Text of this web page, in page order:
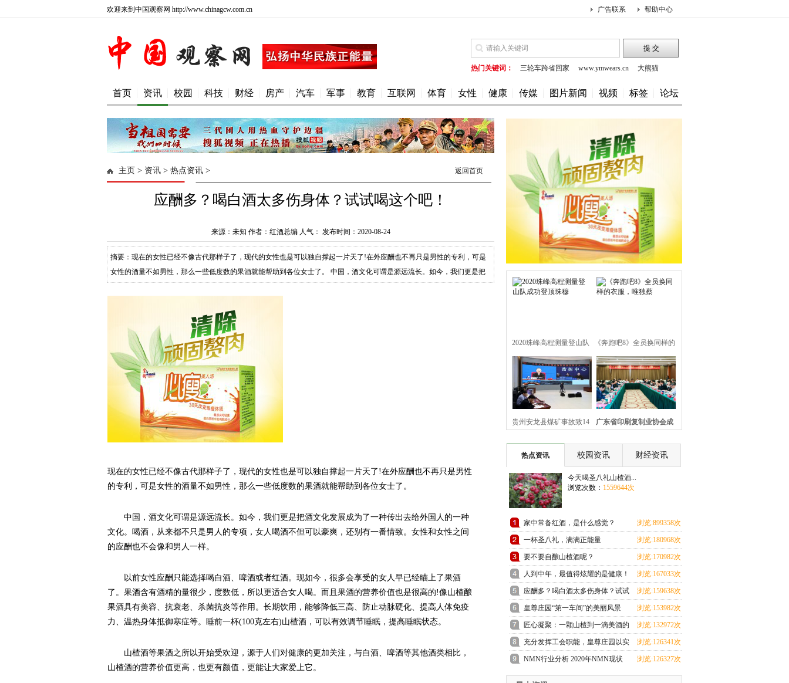
欢迎来到中国观察网 http://www.chinagcw.com.cn 帮助中心
广告联系
热门关键词： 三轮车跨省回家 www.ymwears.cn 大熊猫
首页 资讯 校园 科技 财经 房产 汽车 军事 教育 互联网 体育 女性 健康 传媒 图片新闻 视频 标签 论坛
主页 > 资讯 > 热点资讯 > 返回首页
应酬多？喝白酒太多伤身体？试试喝这个吧！
来源：未知 作者：红酒总编 人气： 发布时间：2020-08-24
摘要：现在的女性已经不像古代那样子了，现代的女性也是可以独自撑起一片天了!在外应酬也不再只是男性的专利，可是
女性的酒量不如男性，那么一些低度数的果酒就能帮助到各位女士了。 中国，酒文化可谓是源远流长。如今，我们更是把
现在的女性已经不像古代那样子了，现代的女性也是可以独自撑起一片天了!在外应酬也不再只是男性
的专利，可是女性的酒量不如男性，那么一些低度数的果酒就能帮助到各位女士了。
中国，酒文化可谓是源远流长。如今，我们更是把酒文化发展成为了一种传出去给外国人的一种
文化。喝酒，从来都不只是男人的专项，女人喝酒不但可以豪爽，还别有一番情致。女性和女性之间
的应酬也不会像和男人一样。
以前女性应酬只能选择喝白酒、啤酒或者红酒。现如今，很多会享受的女人早已经瞄上了果酒
了。果酒含有酒精的量很少，度数低，所以更适合女人喝。而且果酒的营养价值也是很高的!像山楂酿
果酒具有美容、抗衰老、杀菌抗炎等作用。长期饮用，能够降低三高、防止动脉硬化、提高人体免疫
力、温热身体抵御寒症等。睡前一杯(100克左右)山楂酒，可以有效调节睡眠，提高睡眠状态。
山楂酒等果酒之所以开始受欢迎，源于人们对健康的更加关注，与白酒、啤酒等其他酒类相比，
山楂酒的营养价值更高，也更有颜值，更能让大家爱上它。
2020珠峰高程测量登山队
成功登顶珠穆
《奔跑吧8》全员换同样的
衣服，唯独蔡
贵州安龙县煤矿事故致14 广东省印刷复制业协会成
热点资讯
校园资讯 财经资讯
今天喝圣八礼山楂酒...
浏览次数： 1559644次
家中常备红酒，是什么感觉？ 浏览:899358次
一杯圣八礼，满满正能量 浏览:180968次
要不要自酿山楂酒呢？ 浏览:170982次
人到中年，最值得炫耀的是健康！ 浏览:167033次
应酬多？喝白酒太多伤身体？试试
喝这个吧！
浏览:159638次
皇尊庄园“第一车间”的美丽风景 浏览:153982次
匠心凝聚：一颗山楂到一滴美酒的
旅程
浏览:132972次
充分发挥工会职能，皇尊庄园以实
际行动保障员工
浏览:126341次
NMN行业分析 2020年NMN现状
及发展趋势
浏览:126327次